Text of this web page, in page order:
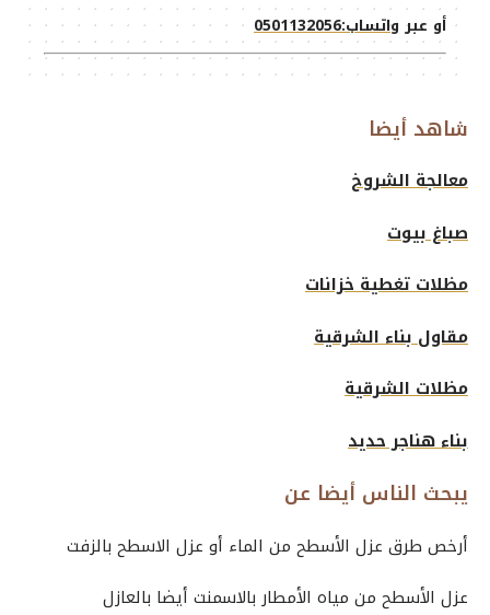
أو عبر واتساب:0501132056
شاهد أيضا
معالجة الشروخ
صباغ بيوت
مظلات تغطية خزانات
مقاول بناء الشرقية
مظلات الشرقية
بناء هناجر حديد
يبحث الناس أيضا عن
أرخص طرق عزل الأسطح من الماء أو عزل الاسطح بالزفت
عزل الأسطح من مياه الأمطار بالاسمنت أيضا بالعازل